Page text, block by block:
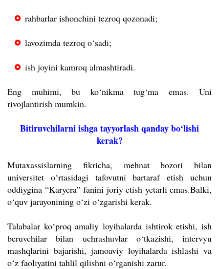
rahbarlar ishonchini tezroq qozonadi;
lavozimda tezroq o‘sadi;
ish joyini kamroq almashtiradi.
Eng muhimi, bu ko‘nikma tug‘ma emas. Uni
rivojlantirish mumkin.
Bitiruvchilarni ishga tayyorlash qanday bo‘lishi
kerak?
Mutaxassislarning fikricha, mehnat bozori bilan
universitet o‘rtasidagi tafovutni bartaraf etish uchun
oddiygina “Karyera” fanini joriy etish yetarli emas.Balki,
o‘quv jarayonining o‘zi o‘zgarishi kerak.
Talabalar ko‘proq amaliy loyihalarda ishtirok etishi, ish
beruvchilar bilan uchrashuvlar o‘tkazishi, intervyu
mashqlarini bajarishi, jamoaviy loyihalarda ishlashi va
o‘z faoliyatini tahlil qilishni o‘rganishi zarur.